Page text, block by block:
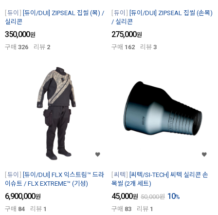
듀이
[듀이/DUI] ZIPSEAL 집씰 (목) /
실리콘
350,000원
구매 326 리뷰 2
듀이
[듀이/DUI] ZIPSEAL 집씰 (손목)
/ 실리콘
275,000원
구매 162 리뷰 3
듀이
[듀이/DUI] FLX 익스트림™ 드라
이슈트 / FLX EXTREME™ (기성)
6,900,000원
구매 84 리뷰 1
씨텍
[씨텍/SI-TECH] 씨텍 실리콘 손
목씰 (2개 세트)
45,000원 50,000원 10%
구매 83 리뷰 1